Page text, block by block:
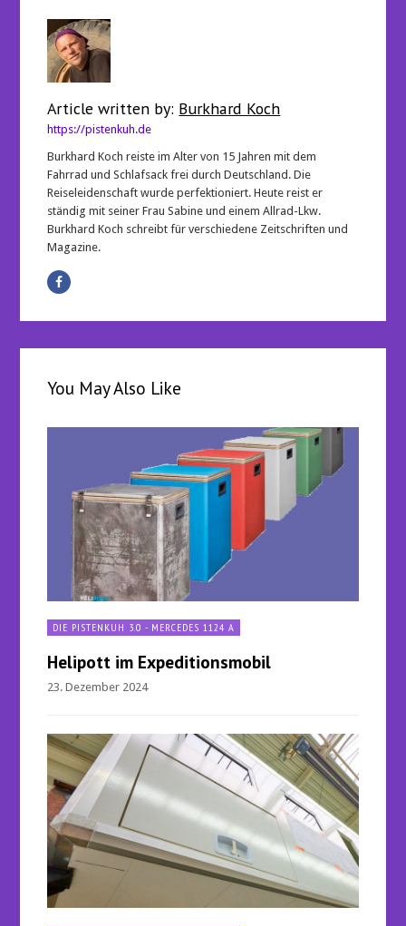
Article written by: Burkhard Koch
https://pistenkuh.de
Burkhard Koch reiste im Alter von 15 Jahren mit dem
Fahrrad und Schlafsack frei durch Deutschland. Die
Reiseleidenschaft wurde perfektioniert. Heute reist er
ständig mit seiner Frau Sabine und einem Allrad-Lkw.
Burkhard Koch schreibt für verschiedene Zeitschriften und
Magazine.
You May Also Like
DIE PISTENKUH 3.0 - MERCEDES 1124 A
Helipott im Expeditionsmobil
23. Dezember 2024